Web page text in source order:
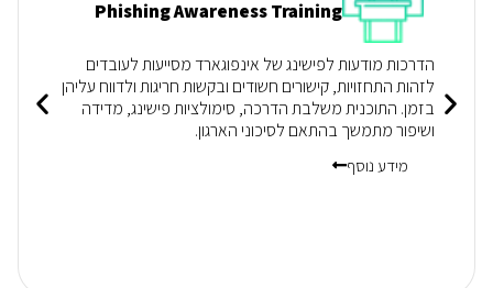
Phishing Awareness Training
הדרכות מודעות לפישינג של אינפוגארד מסייעות לעובדים
לזהות התחזויות, קישורים חשודים ובקשות חריגות ולדווח עליהן
בזמן. התוכנית משלבת הדרכה, סימולציות פישינג, מדידה
ושיפור מתמשך בהתאם לסיכוני הארגון.
מידע נוסף